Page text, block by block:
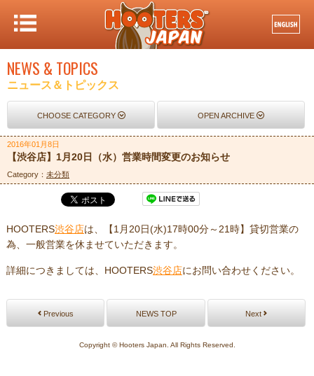
NEWS & TOPICS
ニュース＆トピックス
CHOOSE CATEGORY OPEN ARCHIVE
2016年01月8日
【渋谷店】1月20日（水）営業時間変更のお知らせ
Category： 未分類
HOOTERS渋谷店は、【1月20日(水)17時00分～21時】貸切営業の
為、一般営業を休ませていただきます。
詳細につきましては、HOOTERS渋谷店にお問い合わせください。
Previous NEWS TOP Next
Copyright © Hooters Japan. All Rights Reserved.